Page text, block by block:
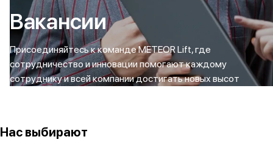
Вакансии
Присоединяйтесь к команде METEOR Lift, где
сотрудничество и инновации помогают каждому
сотруднику и всей компании достигать новых высот
Нас выбирают